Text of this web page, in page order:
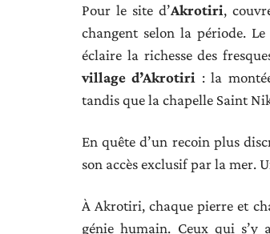
Pour le site d’Akrotiri,
changent selon la période.
éclaire la richesse des
village d’Akrotiri : la
tandis que la chapelle Saint
En quête d’un recoin plus
son accès exclusif par la mer.
À Akrotiri, chaque pierre et
génie humain. Ceux qui s’y